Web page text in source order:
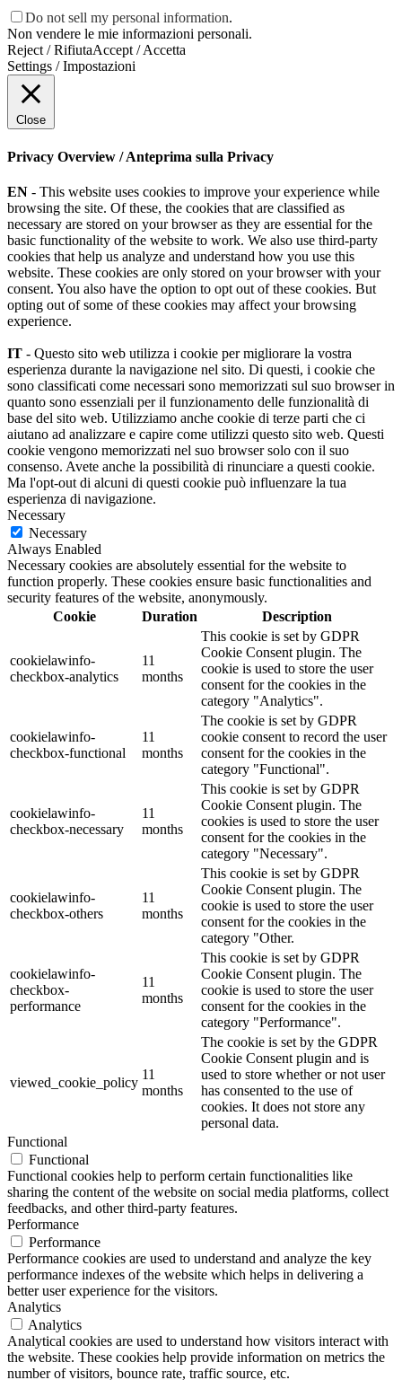
Do not sell my personal information.
Non vendere le mie informazioni personali.
Reject / RifiutaAccept / Accetta
Settings / Impostazioni
Close
Privacy Overview / Anteprima sulla Privacy
EN - This website uses cookies to improve your experience while
browsing the site. Of these, the cookies that are classified as
necessary are stored on your browser as they are essential for the
basic functionality of the website to work. We also use third-party
cookies that help us analyze and understand how you use this
website. These cookies are only stored on your browser with your
consent. You also have the option to opt out of these cookies. But
opting out of some of these cookies may affect your browsing
experience.
IT - Questo sito web utilizza i cookie per migliorare la vostra
esperienza durante la navigazione nel sito. Di questi, i cookie che
sono classificati come necessari sono memorizzati sul suo browser in
quanto sono essenziali per il funzionamento delle funzionalità di
base del sito web. Utilizziamo anche cookie di terze parti che ci
aiutano ad analizzare e capire come utilizzi questo sito web. Questi
cookie vengono memorizzati nel suo browser solo con il suo
consenso. Avete anche la possibilità di rinunciare a questi cookie.
Ma l'opt-out di alcuni di questi cookie può influenzare la tua
esperienza di navigazione.
Necessary
Necessary
Always Enabled
Necessary cookies are absolutely essential for the website to
function properly. These cookies ensure basic functionalities and
security features of the website, anonymously.
Cookie
Duration Description
cookielawinfo-
checkbox-analytics
11
months
This cookie is set by GDPR
Cookie Consent plugin. The
cookie is used to store the user
consent for the cookies in the
category "Analytics".
cookielawinfo-
checkbox-functional
11
months
The cookie is set by GDPR
cookie consent to record the user
consent for the cookies in the
category "Functional".
cookielawinfo-
checkbox-necessary
11
months
This cookie is set by GDPR
Cookie Consent plugin. The
cookies is used to store the user
consent for the cookies in the
category "Necessary".
cookielawinfo-
checkbox-others
11
months
This cookie is set by GDPR
Cookie Consent plugin. The
cookie is used to store the user
consent for the cookies in the
category "Other.
cookielawinfo-
checkbox-
performance
11
months
This cookie is set by GDPR
Cookie Consent plugin. The
cookie is used to store the user
consent for the cookies in the
category "Performance".
viewed_cookie_policy
11
months
The cookie is set by the GDPR
Cookie Consent plugin and is
used to store whether or not user
has consented to the use of
cookies. It does not store any
personal data.
Functional
Functional
Functional cookies help to perform certain functionalities like
sharing the content of the website on social media platforms, collect
feedbacks, and other third-party features.
Performance
Performance
Performance cookies are used to understand and analyze the key
performance indexes of the website which helps in delivering a
better user experience for the visitors.
Analytics
Analytics
Analytical cookies are used to understand how visitors interact with
the website. These cookies help provide information on metrics the
number of visitors, bounce rate, traffic source, etc.